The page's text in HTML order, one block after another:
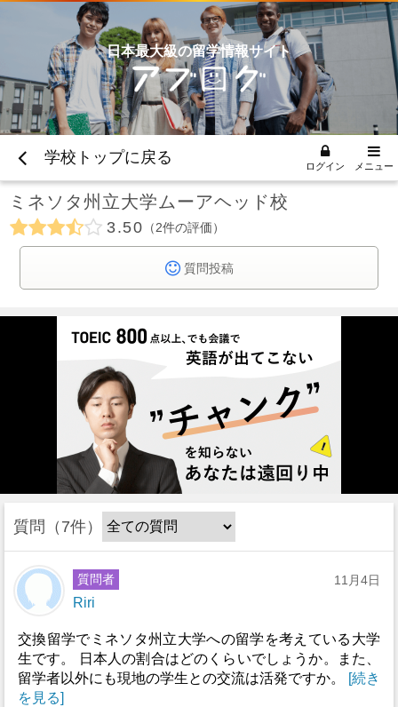
日本最大級の留学情報サイト
学校トップに戻る ログイン メニュー
ミネソタ州立大学ムーアヘッド校
3.50 2件の評価
質問投稿
質問 7件
質問者
Riri
11月4日
交換留学でミネソタ州立大学への留学を考えている大学
生です。 日本人の割合はどのくらいでしょうか。また、
留学者以外にも現地の学生との交流は活発ですか。
[続き
を見る]